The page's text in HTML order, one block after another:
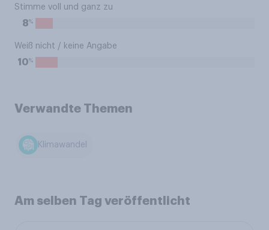
Stimme voll und ganz zu
8%
Weiß nicht / keine Angabe
10%
Verwandte Themen
Klimawandel
Am selben Tag veröffentlicht